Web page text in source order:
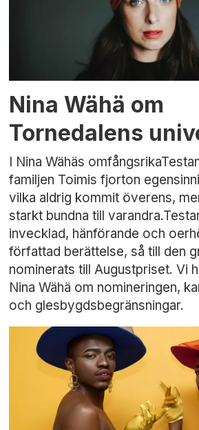
Nina Wähä om
Tornedalens
I Nina Wähäs
familjen Toimis fjorton
vilka aldrig kommit överens,
starkt bundna till
invecklad, hänförande och
författad berättelse, så till den
nominerats till Augustpriset. Vi
Nina Wähä om nomineringen,
och glesbygdsbegränsningar.